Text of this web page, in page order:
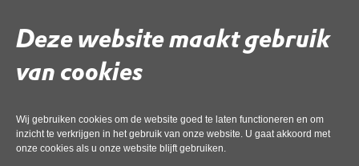
Deze website maakt gebruik
van cookies
Wij gebruiken cookies om de website goed te laten functioneren en om
inzicht te verkrijgen in het gebruik van onze website. U gaat akkoord met
onze cookies als u onze website blijft gebruiken.
Deel deze pagina